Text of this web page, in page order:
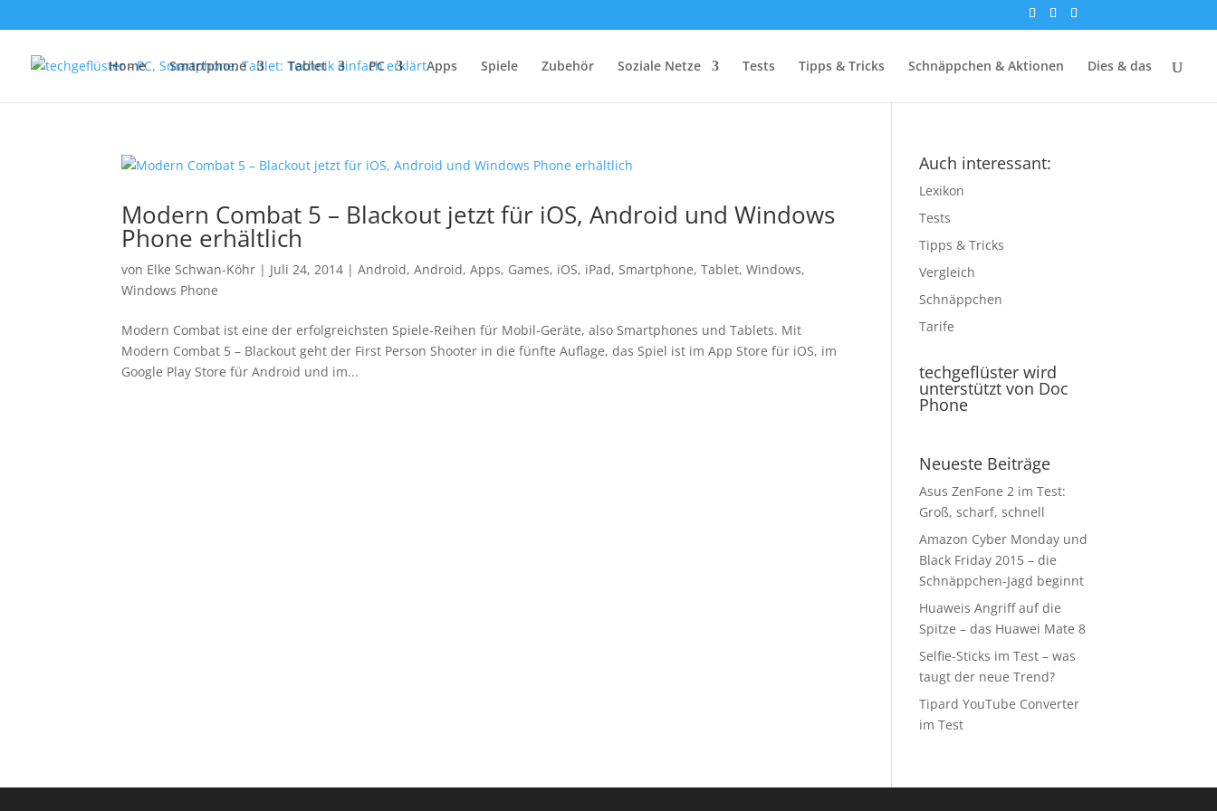
Home Smartphone Tablet PC Apps Spiele Zubehör Soziale Netze Tests Tipps & Tricks Schnäppchen & Aktionen Dies & das
Modern Combat 5 – Blackout jetzt für iOS, Android und Windows
Phone erhältlich
von Elke Schwan-Köhr | Juli 24, 2014 |Android,Android,Apps, Games, iOS, iPad, Smartphone,Tablet,Windows,
Windows Phone
Modern Combat ist eine der erfolgreichsten Spiele-Reihen für Mobil-Geräte, also Smartphones und Tablets. Mit
Modern Combat 5 – Blackout geht der First Person Shooter in die fünfte Auflage, das Spiel ist im App Store für iOS, im
Google Play Store für Android und im...
Auch interessant:
Lexikon
Tests
Tipps & Tricks
Vergleich
Schnäppchen
Tarife
techgeflüster wird
unterstützt von Doc
Phone
Neueste Beiträge
Asus ZenFone 2 im Test:
Groß, scharf, schnell
Amazon Cyber Monday und
Black Friday 2015 – die
Schnäppchen-Jagd beginnt
Huaweis Angriff auf die
Spitze – das Huawei Mate 8
Selfie-Sticks im Test – was
taugt der neue Trend?
Tipard YouTube Converter
im Test